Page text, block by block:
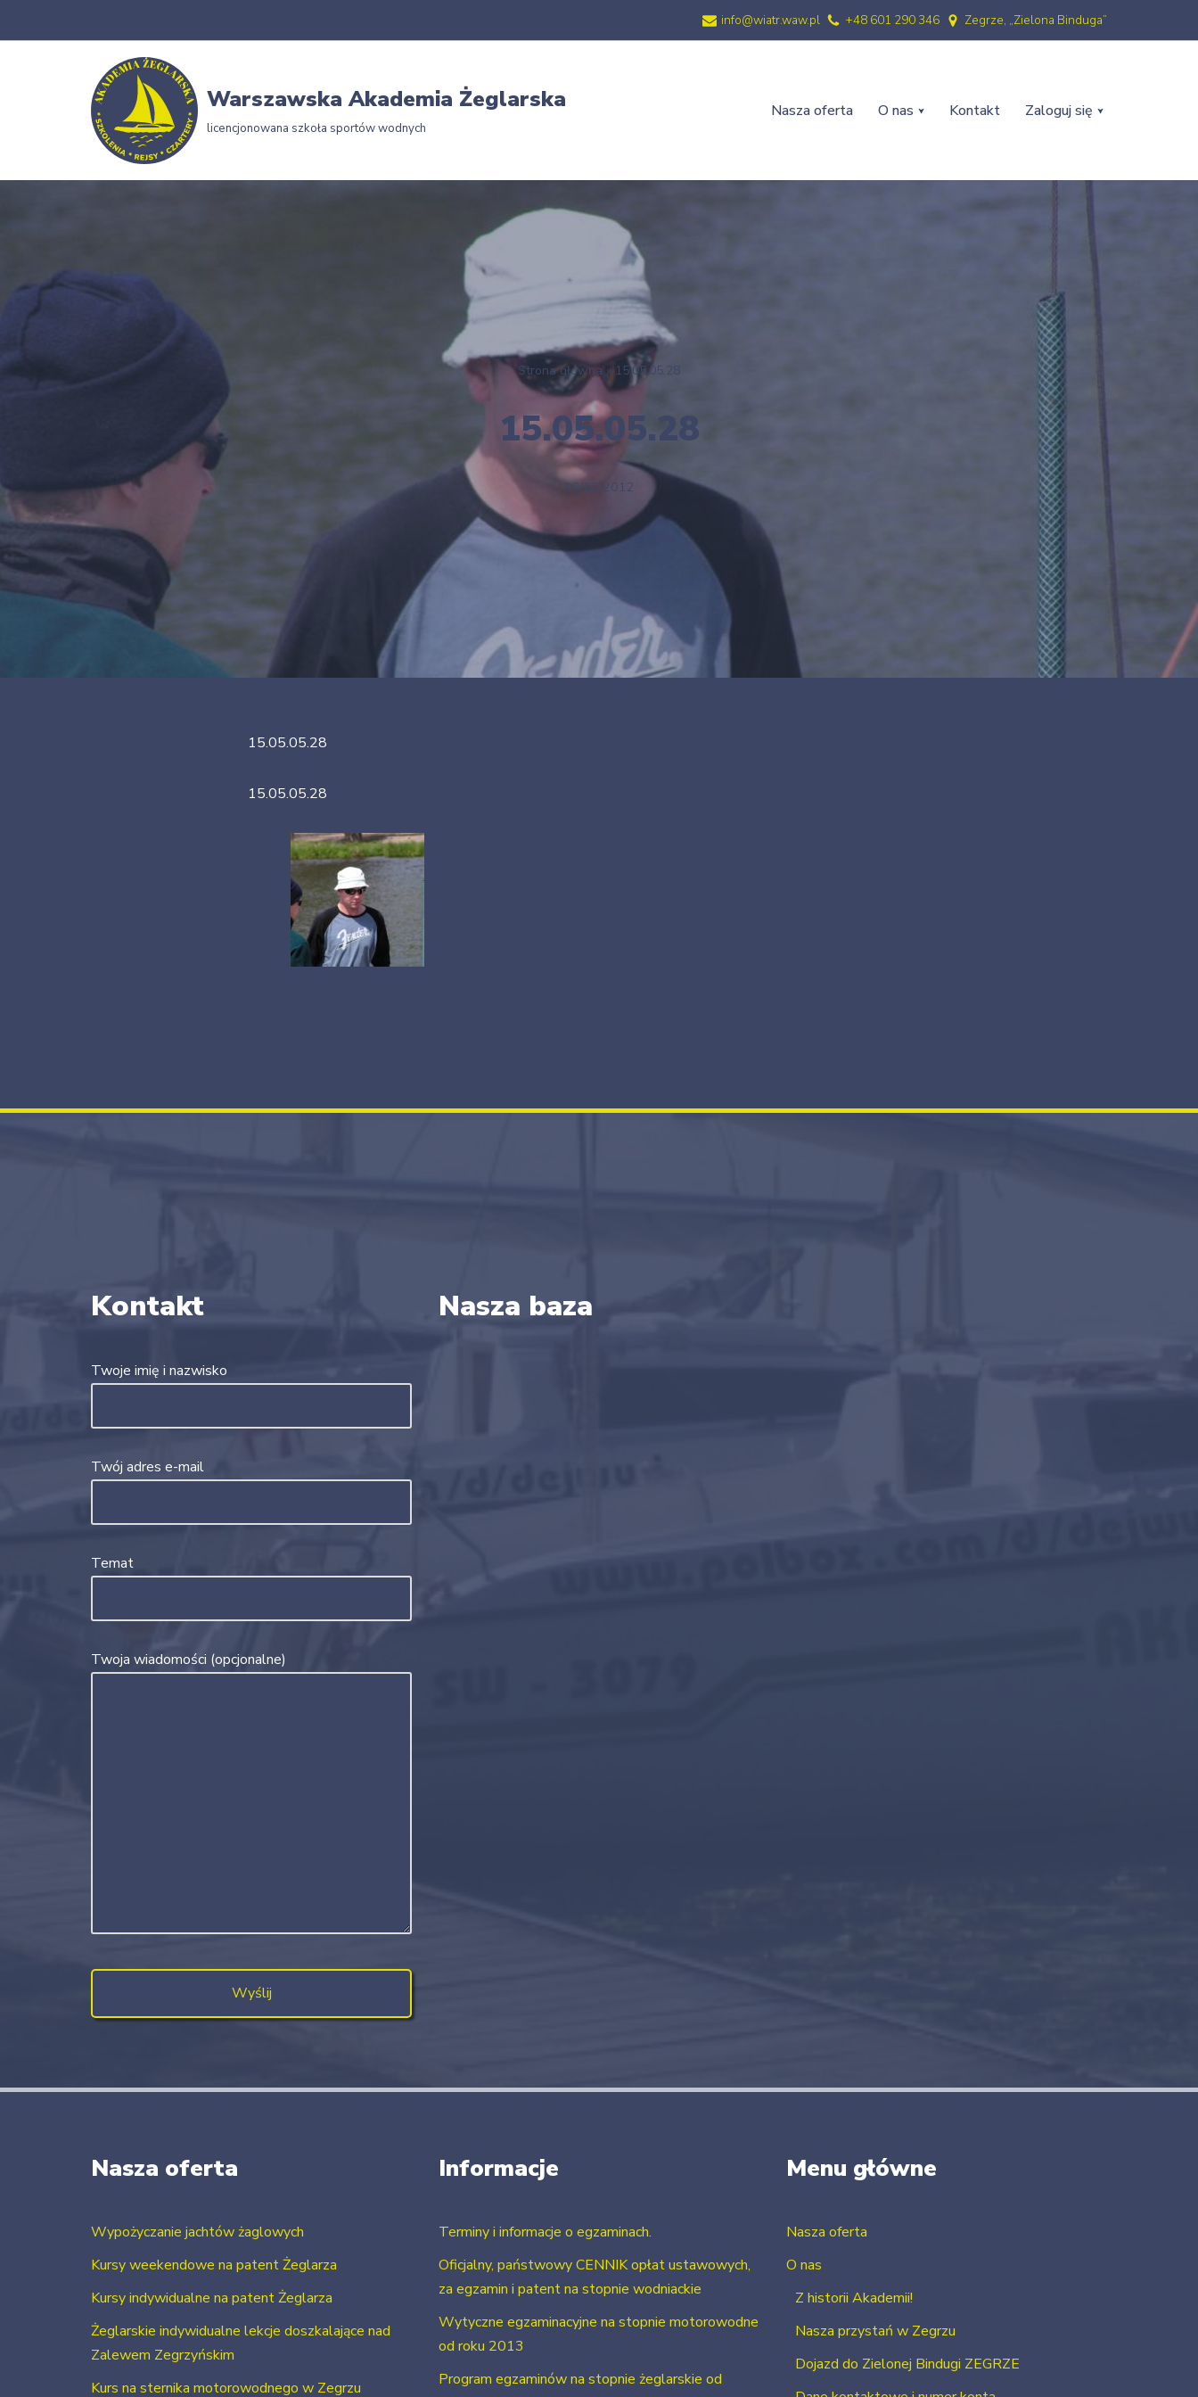
info@wiatr.waw.pl +48 601 290 346 Zegrze, „Zielona Binduga”
Warszawska Akademia Żeglarska
licencjonowana szkoła sportów wodnych
Nasza oferta O nas Kontakt Zaloguj się
Strona główna » 15.05.05.28
15.05.05.28
30/12/2012
15.05.05.28
15.05.05.28
Kontakt
Twoje imię i nazwisko
Twój adres e-mail
Temat
Twoja wiadomości (opcjonalne)
Nasza baza
Nasza oferta
Wypożyczanie jachtów żaglowych
Kursy weekendowe na patent Żeglarza
Kursy indywidualne na patent Żeglarza
Żeglarskie indywidualne lekcje doszkalające nad
Zalewem Zegrzyńskim
Kurs na sternika motorowodnego w Zegrzu
Informacje
Terminy i informacje o egzaminach.
Oficjalny, państwowy CENNIK opłat ustawowych,
za egzamin i patent na stopnie wodniackie
Wytyczne egzaminacyjne na stopnie motorowodne
od roku 2013
Program egzaminów na stopnie żeglarskie od
Menu główne
Nasza oferta
O nas
Z historii Akademii!
Nasza przystań w Zegrzu
Dojazd do Zielonej Bindugi ZEGRZE